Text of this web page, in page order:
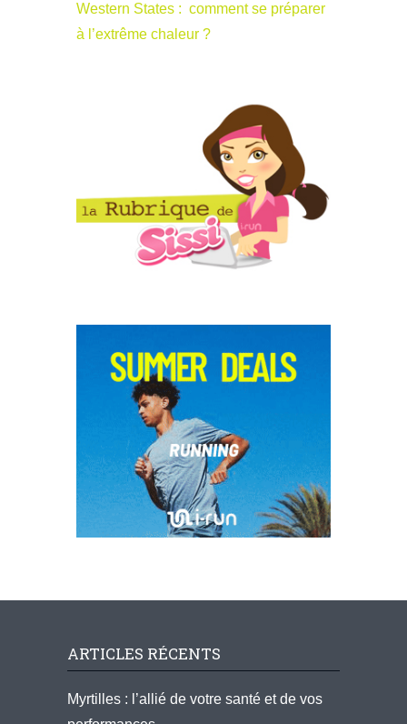
Western States : comment se préparer
à l’extrême chaleur ?
ARTICLES RÉCENTS
Myrtilles : l’allié de votre santé et de vos